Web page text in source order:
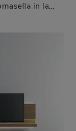
Mobile porta tv per il soggiorno Tomasella in laccato opaco: clicca e scopri di più sul modello Atlante UNIT AT 141, perfetto per spazi moderni.